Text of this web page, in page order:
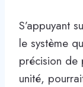
S’appuyant
le système
précision
unité,